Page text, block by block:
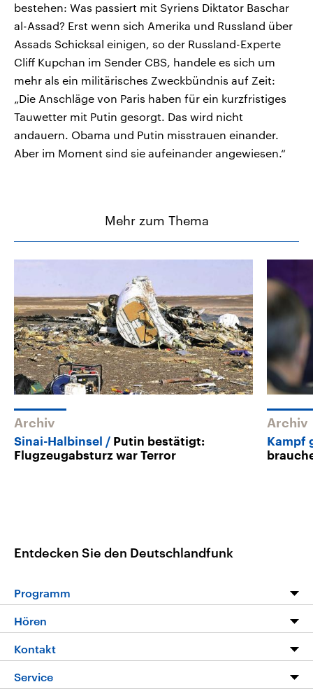
bestehen: Was passiert mit Syriens Diktator Baschar
al-Assad? Erst wenn sich Amerika und Russland über
Assads Schicksal einigen, so der Russland-Experte
Cliff Kupchan im Sender CBS, handele es sich um
mehr als ein militärisches Zweckbündnis auf Zeit:
„Die Anschläge von Paris haben für ein kurzfristiges
Tauwetter mit Putin gesorgt. Das wird nicht
andauern. Obama und Putin misstrauen einander.
Aber im Moment sind sie aufeinander angewiesen.“
Mehr zum Thema
Archiv
Sinai-Halbinsel
Putin bestätigt:
Flugzeugabsturz war Terror
Archiv
Kampf
Entdecken Sie den Deutschlandfunk
Programm
Programm
Die Nachrichten
Nachrichtenleicht
Hören
Livestream
Podcasts
Kontakt
Hörerservice
Service